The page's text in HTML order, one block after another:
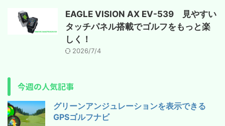
EAGLE VISION AX EV-539 見やすい
タッチパネル搭載でゴルフをもっと楽
しく！
2026/7/4
今週の人気記事
グリーンアンジュレーションを表示できる
GPSゴルフナビ